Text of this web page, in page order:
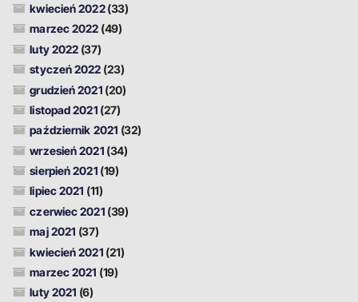
kwiecień 2022(33)
marzec 2022 (49)
luty 2022 (37)
styczeń 2022 (23)
grudzień 2021 (20)
listopad 2021 (27)
październik 2021 (32)
wrzesień 2021 (34)
sierpień 2021 (19)
lipiec 2021 (11)
czerwiec 2021 (39)
maj 2021 (37)
kwiecień 2021 (21)
marzec 2021 (19)
luty 2021 (6)